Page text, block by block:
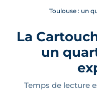
Toulouse : un
La
un
Temps de lecture